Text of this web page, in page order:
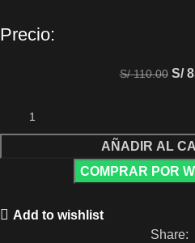
Precio:
S/110.00 S/
AÑADIR AL
COMPRAR POR
Add to wishlist
Share: